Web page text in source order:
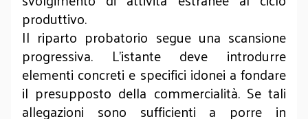
produttivo.
Il riparto probatorio segue una scansione
progressiva. L’istante deve introdurre
elementi concreti e specifici idonei a fondare
il presupposto della commercialità. Se tali
allegazioni sono sufficienti a porre in